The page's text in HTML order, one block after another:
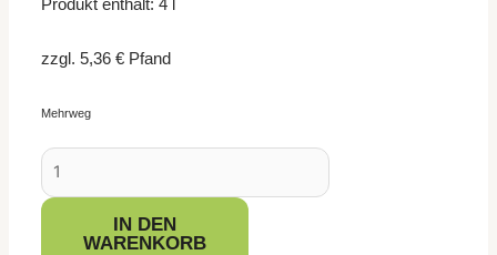
Produkt enthält: 4
zzgl.5,36€ Pfand
Mehrweg
IN DEN
WARENKORB